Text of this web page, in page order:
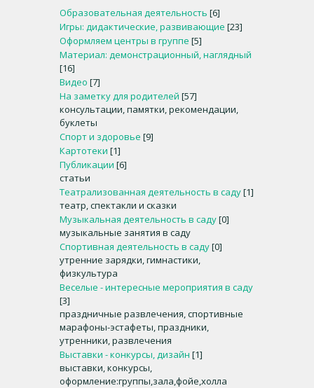
Образовательная деятельность [6]
Игры: дидактические, развивающие [23]
Оформляем центры в группе [5]
Материал: демонстрационный, наглядный
[16]
Видео [7]
На заметку для родителей [57]
консультации, памятки, рекомендации,
буклеты
Спорт и здоровье [9]
Картотеки [1]
Публикации [6]
статьи
Театрализованная деятельность в саду[1]
театр, спектакли и сказки
Музыкальная деятельность в саду[0]
музыкальные занятия в саду
Спортивная деятельность в саду[0]
утренние зарядки, гимнастики,
физкультура
Веселые - интересные мероприятия в саду
[3]
праздничные развлечения, спортивные
марафоны-эстафеты, праздники,
утренники, развлечения
Выставки - конкурсы, дизайн [1]
выставки, конкурсы,
оформление:группы,зала,фойе,холла